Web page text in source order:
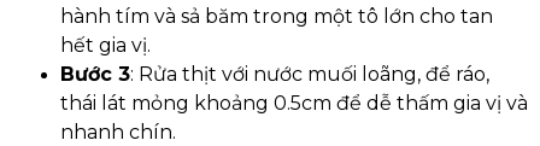
hành tím và sả băm trong một tô lớn cho tan
hết gia vị.
Bước 3: Rửa thịt với nước muối loãng, để ráo,
thái lát mỏng khoảng 0.5cm để dễ thấm gia vị và
nhanh chín.